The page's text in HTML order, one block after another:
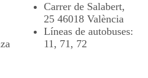
Carrer de Salabert,
25 46018 València
Líneas de autobuses:
11, 71, 72